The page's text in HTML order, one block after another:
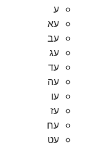
ע
עא
עב
עג
עד
עה
עו
עז
עח
עט